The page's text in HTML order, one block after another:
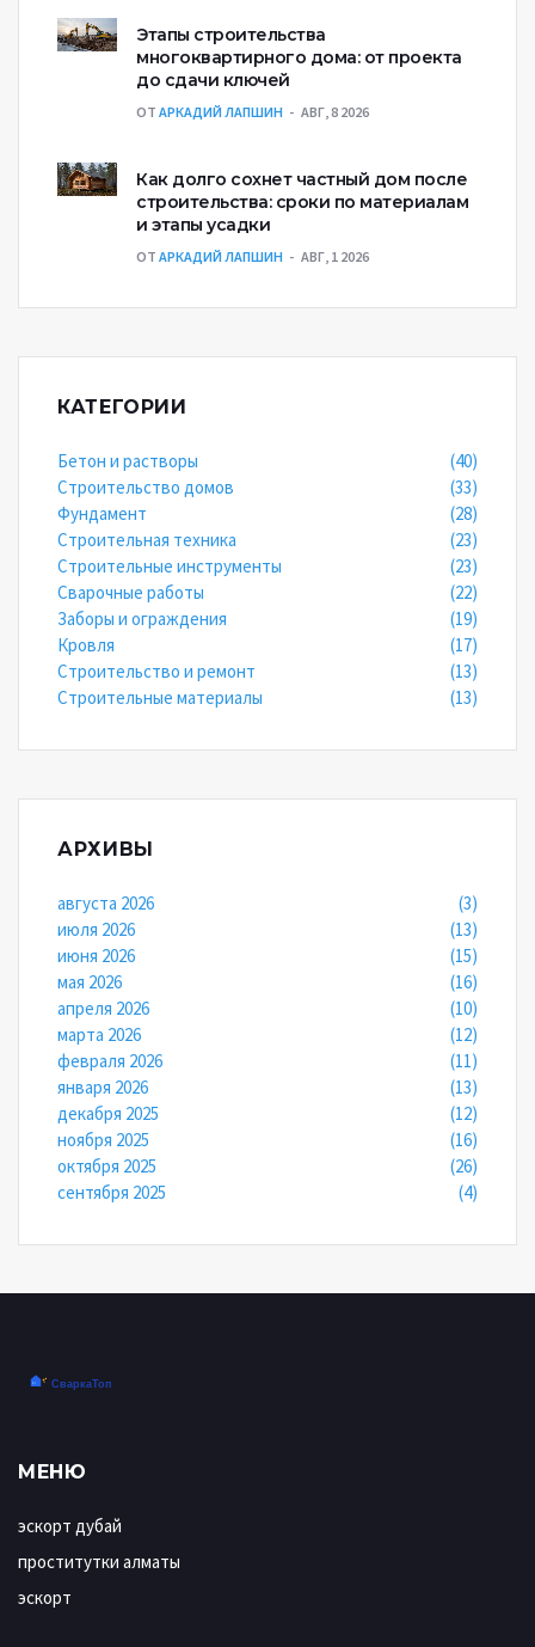
Этапы строительства
многоквартирного дома: от проекта
до сдачи ключей
ОТ АРКАДИЙ ЛАПШИН АВГ, 8 2026
Как долго сохнет частный дом после
строительства: сроки по материалам
и этапы усадки
ОТ АРКАДИЙ ЛАПШИН АВГ, 1 2026
КАТЕГОРИИ
Бетон и растворы
(40)
Строительство домов
(33)
Фундамент
(28)
Строительная техника
(23)
Строительные инструменты
(23)
Сварочные работы
(22)
Заборы и ограждения
(19)
Кровля
(17)
Строительство и ремонт
(13)
Строительные материалы
(13)
АРХИВЫ
августа 2026
(3)
июля 2026
(13)
июня 2026
(15)
мая 2026
(16)
апреля 2026
(10)
марта 2026
(12)
февраля 2026
(11)
января 2026
(13)
декабря 2025
(12)
ноября 2025
(16)
октября 2025
(26)
сентября 2025
(4)
МЕНЮ
эскорт дубай
проститутки алматы
эскорт